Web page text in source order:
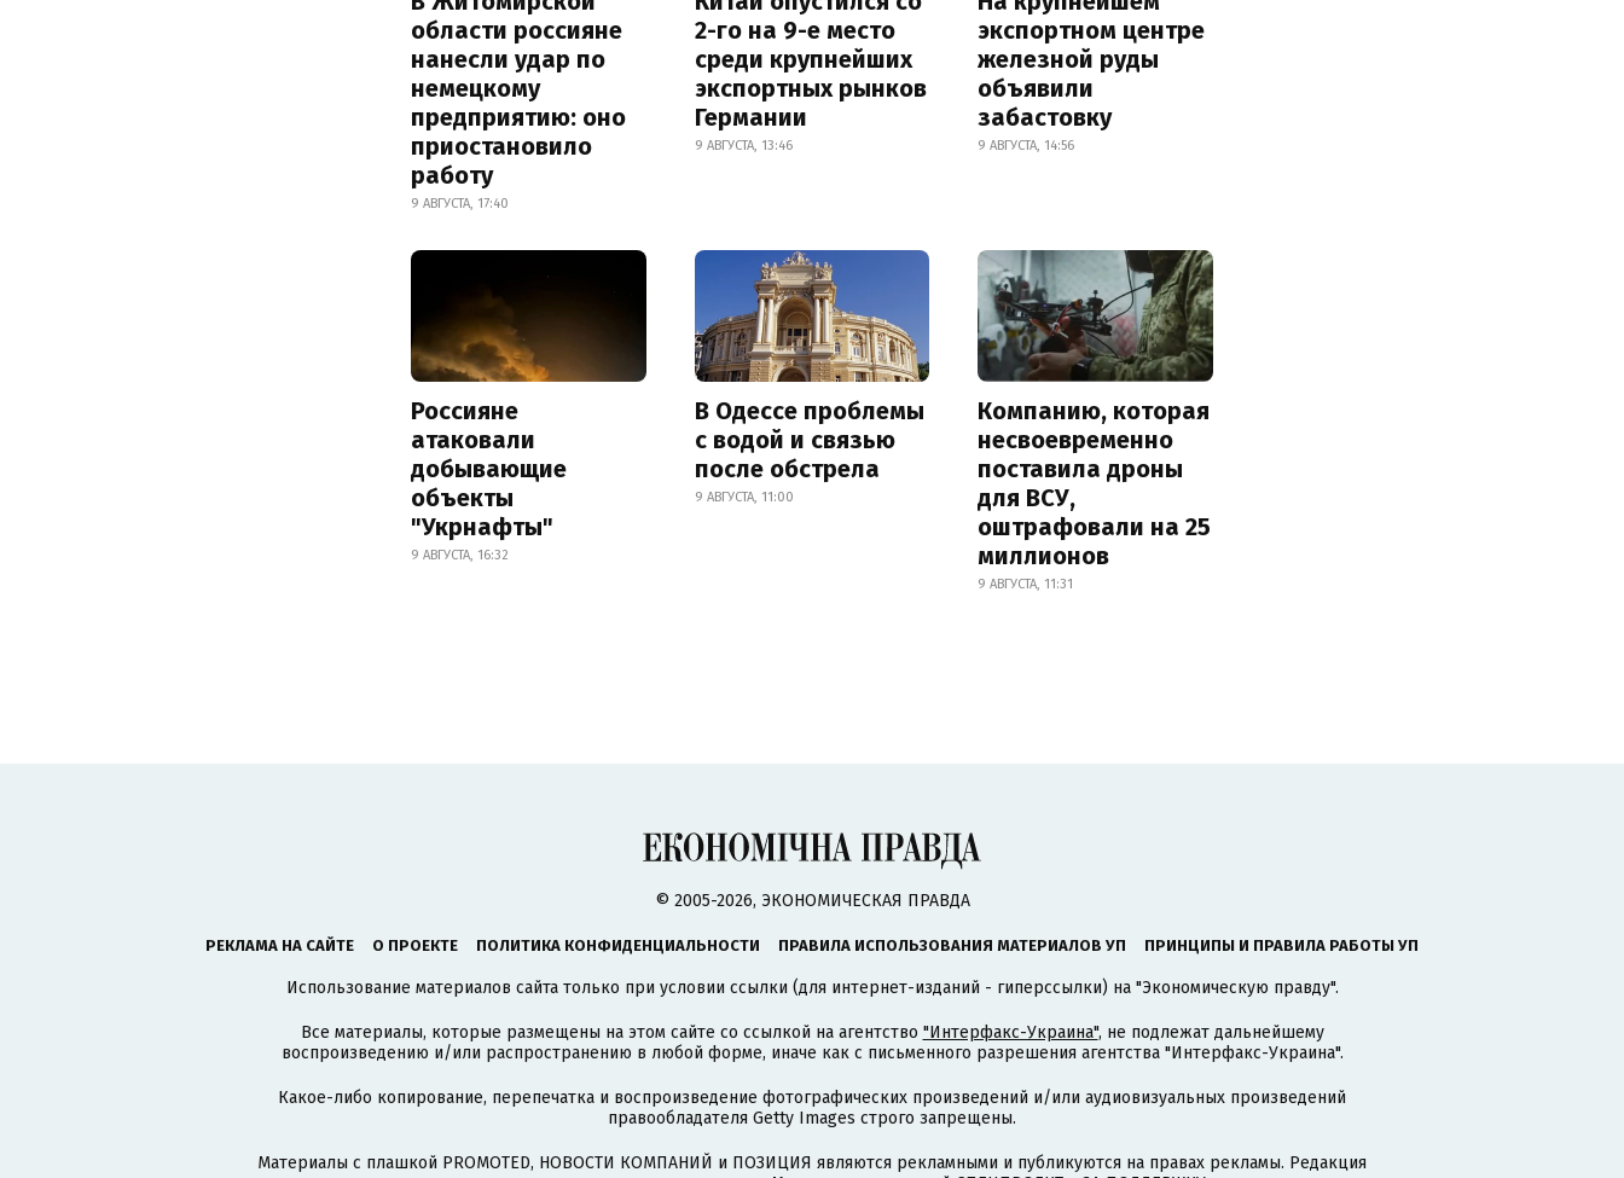
области россияне
нанесли удар по
немецкому
предприятию: оно
приостановило
работу
9 АВГУСТА, 17:40
2-го на 9-е место
среди крупнейших
экспортных рынков
Германии
9 АВГУСТА, 13:46
экспортном центре
железной руды
объявили
забастовку
9 АВГУСТА, 14:56
Россияне
атаковали
добывающие
объекты
"Укрнафты"
9 АВГУСТА, 16:32
В Одессе проблемы
с водой и связью
после обстрела
9 АВГУСТА, 11:00
Компанию, которая
несвоевременно
поставила дроны
для ВСУ,
оштрафовали на 25
миллионов
9 АВГУСТА, 11:31
© 2005-2026, ЭКОНОМИЧЕСКАЯ ПРАВДА
РЕКЛАМА НА САЙТЕ О ПРОЕКТЕ ПОЛИТИКА КОНФИДЕНЦИАЛЬНОСТИ ПРАВИЛА ИСПОЛЬЗОВАНИЯ МАТЕРИАЛОВ УП ПРИНЦИПЫ И ПРАВИЛА РАБОТЫ УП
Использование материалов сайта только при условии ссылки (для интернет-изданий - гиперссылки) на "Экономическую правду".
Все материалы, которые размещены на этом сайте со ссылкой на агентство "Интерфакс-Украина", не подлежат дальнейшему
воспроизведению и/или распространению в любой форме, иначе как с письменного разрешения агентства "Интерфакс-Украина".
Какое-либо копирование, перепечатка и воспроизведение фотографических произведений и/или аудиовизуальных произведений
правообладателя Getty Images строго запрещены.
Материалы с плашкой PROMOTED, НОВОСТИ КОМПАНИЙ и ПОЗИЦИЯ являются рекламными и публикуются на правах рекламы. Редакция